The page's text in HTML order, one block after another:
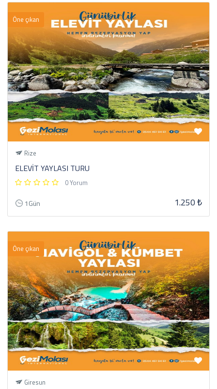
Öne çıkan
Rize
ELEVİT YAYLASI TURU
0 Yorum
1Gün 1.250 ₺
Öne çıkan
Giresun